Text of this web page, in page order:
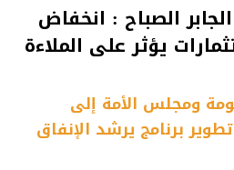
الصباح : انخفاض
يؤثر على الملاءة
ومجلس الأمة إلى
برنامج يرشد الإنفاق